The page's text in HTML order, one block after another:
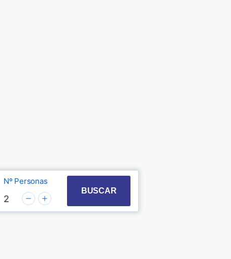
with the calendar and select a date. Press the
to interact with the calendar and select a date.
Nº Personas
2
BUSCAR